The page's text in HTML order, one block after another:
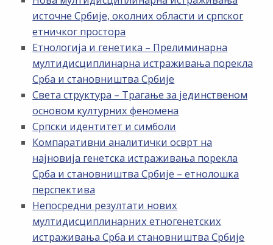
источне Србије, околних области и српског
етничког простора
Етнологија и генетика – Прелиминарна
мултидисциплинарна истраживања порекла
Срба и становништва Србије
Света структура – Трагање за јединственом
основом културних феномена
Српски идентитет и симболи
Компаративни аналитички осврт на
најновија генетска истраживања порекла
Срба и становништва Србије – етнолошка
перспектива
Непосредни резултати нових
мултидисциплинарних етногенетских
истраживања Срба и становништва Србије